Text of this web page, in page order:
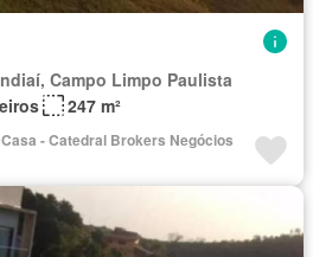
Campo Limpo Paulista
247 m²
- Catedral Brokers Negócios